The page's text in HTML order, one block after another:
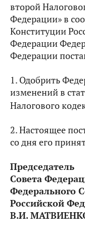
второй
Федерации» в
Конституции
Федерации
Федерации
1. Одобрить
изменений в
Налогового
2. Настоящее
со дня его
Председатель
Совета
Федерального
Российской
В.И.